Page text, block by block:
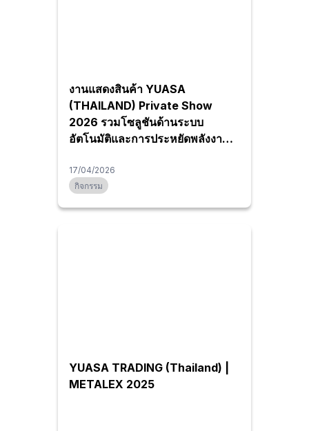
งานแสดงสินค้า YUASA
(THAILAND) Private Show
2026 รวมโซลูชันด้านระบบ
อัตโนมัติและการประหยัดพลังงาน
【จัดขึ้นที่กรุงเทพมหานคร】
17/04/2026
กิจกรรม
YUASA TRADING (Thailand) |
METALEX 2025